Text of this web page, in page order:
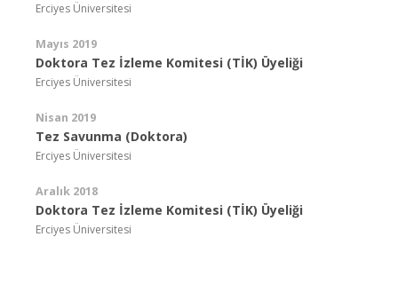
Erciyes Üniversitesi
Mayıs 2019
Doktora Tez İzleme Komitesi (TİK) Üyeliği
Erciyes Üniversitesi
Nisan 2019
Tez Savunma (Doktora)
Erciyes Üniversitesi
Aralık 2018
Doktora Tez İzleme Komitesi (TİK) Üyeliği
Erciyes Üniversitesi